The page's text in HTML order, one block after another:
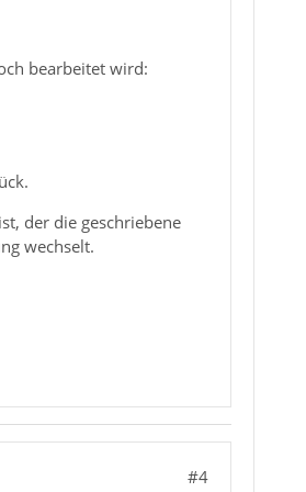
bearbeitet wird:
der die geschriebene
wechselt.
#4